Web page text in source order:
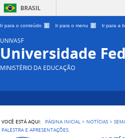
BRASIL
Ir para o conteúdo 1 Ir para o menu 2 Ir para a
UNIVASF
Universidade
MINISTÉRIO DA EDUCAÇÃO
VOCÊ ESTÁ AQUI: PÁGINA INICIAL > NOTÍCIAS >
PALESTRA E APRESENTAÇÕES.